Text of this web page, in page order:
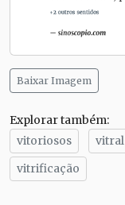
Baixar Imagem
Explorar também:
vitoriosos
vitral
vitrificação